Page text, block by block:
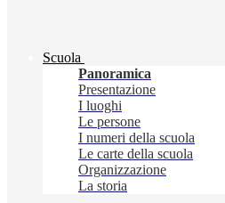
Scuola
Panoramica
Presentazione
I luoghi
Le persone
I numeri della scuola
Le carte della scuola
Organizzazione
La storia